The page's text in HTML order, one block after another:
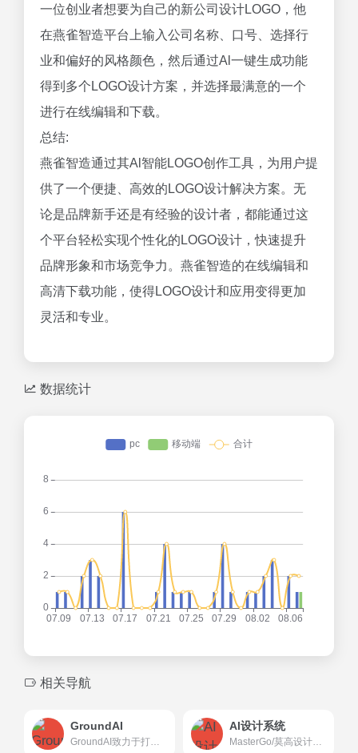
一位创业者想要为自己的新公司设计LOGO，他
在燕雀智造平台上输入公司名称、口号、选择行
业和偏好的风格颜色，然后通过Al一键生成功能
得到多个LOGO设计方案，并选择最满意的一个
进行在线编辑和下载。
总结:
燕雀智造通过其Al智能LOGO创作工具，为用户提
供了一个便捷、高效的LOGO设计解决方案。无
论是品牌新手还是有经验的设计者，都能通过这
个平台轻松实现个性化的LOGO设计，快速提升
品牌形象和市场竞争力。燕雀智造的在线编辑和
高清下载功能，使得LOGO设计和应用变得更加
灵活和专业。
数据统计
相关导航
GroundAI
GroundAI致力于打造下一代AIGC绘画写作聊天一体的综合平台，让用户可以更方便地使用AI工具，创作出更多优秀的作品。
AI设计系统
MasterGo/莫高设计是AI时代企业级产品设计平台，贯穿产品设计研发的全链条在线协作工具,是可协作的在线sketch、国内版figma，提供在线产品设计、原型图制作设计、网页开发设计、产品交互设计、UI和UX设计工具等功能,支持多人实时协作,可快速搭建设计系统,为产品设计师、交互设计师、工程师以及产品经理提供更简单灵活的工作模式。